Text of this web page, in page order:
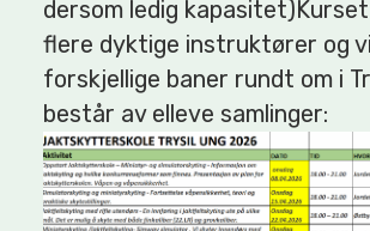
dersom ledig
flere dyktige instruktører og
forskjellige baner rundt om i
består av elleve samlinger: